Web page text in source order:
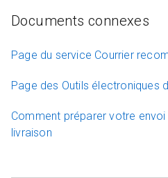
Documents connexes
Page du service Courrier
Page des Outils électroniques
Comment préparer votre
livraison